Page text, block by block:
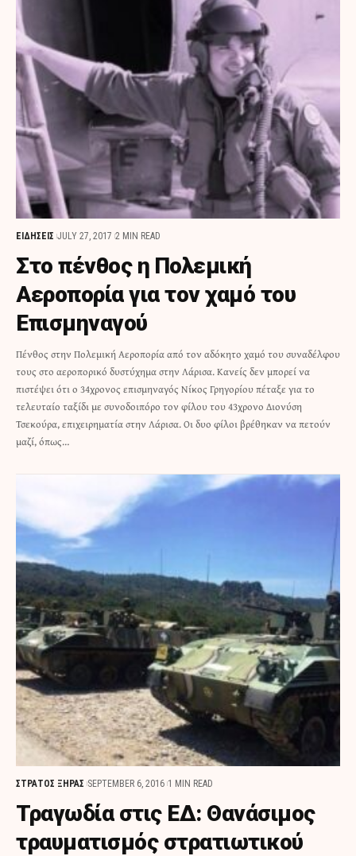
ΕΙΔΗΣΕΙΣ JULY 27, 2017 2 MIN READ
Στο πένθος η Πολεμική
Αεροπορία για τον χαμό του
Επισμηναγού
Πένθος στην Πολεμική Αεροπορία από τον αδόκητο χαμό του συναδέλφου
τους στο αεροπορικό δυστύχημα στην Λάρισα. Κανείς δεν μπορεί να
πιστέψει ότι ο 34χρονος επισμηναγός Νίκος Γρηγορίου πέταξε για το
τελευταίο ταξίδι με συνοδοιπόρο τον φίλου του 43χρονο Διονύση
Τσεκούρα, επιχειρηματία στην Λάρισα. Οι δυο φίλοι βρέθηκαν να πετούν
μαζί, όπως…
ΣΤΡΑΤΟΣ ΞΗΡΑΣ SEPTEMBER 6, 2016 1 MIN READ
Τραγωδία στις ΕΔ: Θανάσιμος
τραυματισμός στρατιωτικού